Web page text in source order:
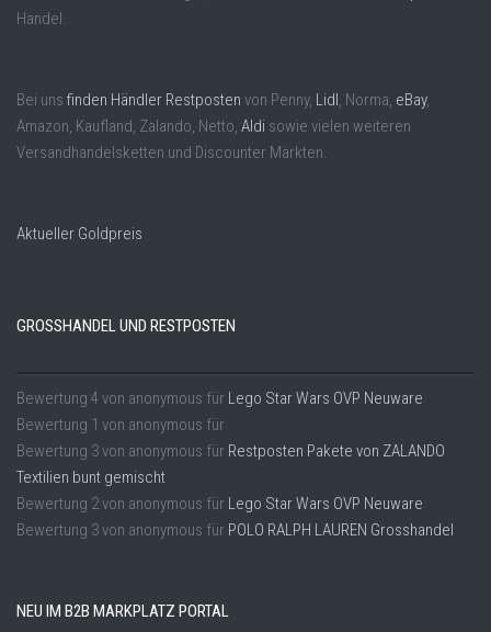
Handel.
Bei uns finden Händler Restposten von Penny, Lidl, Norma, eBay,
Amazon, Kaufland, Zalando, Netto, Aldi sowie vielen weiteren
Versandhandelsketten und Discounter Märkten.
Aktueller Goldpreis
GROSSHANDEL UND RESTPOSTEN
Bewertung 4 von anonymous für Lego Star Wars OVP Neuware
Bewertung 1 von anonymous für
Bewertung 3von anonymous für Restposten Pakete von ZALANDO
Textilien bunt gemischt
Bewertung 2von anonymous für Lego Star Wars OVP Neuware
Bewertung 3von anonymous für POLO RALPH LAUREN Grosshandel
NEU IM B2B MARKPLATZ PORTAL